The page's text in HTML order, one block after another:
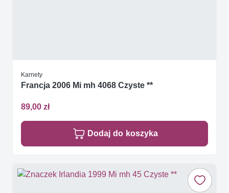
Karnety
Francja 2006 Mi mh 4068 Czyste **
89,00 zł
Dodaj do koszyka